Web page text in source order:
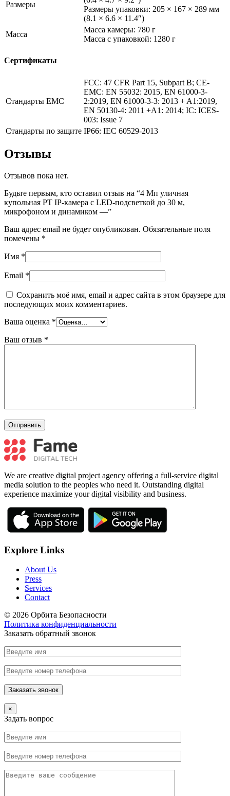
Размеры
Размеры упаковки: 205 × 167 × 289 мм
(8.1 × 6.6 × 11.4″)
Масса
Масса камеры: 780 г
Масса с упаковкой: 1280 г
Сертификаты
Стандарты EMC
FCC: 47 CFR Part 15, Subpart B; CE-
EMC: EN 55032: 2015, EN 61000-3-
2:2019, EN 61000-3-3: 2013 + A1:2019,
EN 50130-4: 2011 +A1: 2014; IC: ICES-
003: Issue 7
Стандарты по защите IP66: IEC 60529-2013
Отзывы
Отзывов пока нет.
Будьте первым, кто оставил отзыв на “4 Мп уличная
купольная PT IP-камера с LED-подсветкой до 30 м,
микрофоном и динамиком —”
Ваш адрес email не будет опубликован. Обязательные поля
помечены *
Имя *
Email *
Сохранить моё имя, email и адрес сайта в этом браузере для
последующих моих комментариев.
Ваша оценка *
Ваш отзыв *
We are creative digital project agency offering a full-service digital
media solution to the peoples who need it. Outstanding digital
experience maximize your digital visibility and business.
Explore Links
About Us
Press
Services
Contact
© 2026 Орбита Безопасности
Политика конфиденциальности
Заказать обратный звонок
×
Задать вопрос